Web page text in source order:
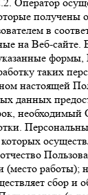
получены
в
на Веб-сайте.
формы,
таких
настоящей
данных
необходимый
(место работы);
сбор и